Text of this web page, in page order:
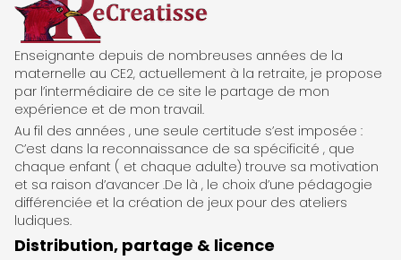
ReCreatisse
Enseignante depuis de nombreuses années de la
maternelle au CE2, actuellement à la retraite, je propose
par l’intermédiaire de ce site le partage de mon
expérience et de mon travail.
Au fil des années , une seule certitude s’est imposée :
C’est dans la reconnaissance de sa spécificité , que
chaque enfant ( et chaque adulte) trouve sa motivation
et sa raison d’avancer .De là , le choix d’une pédagogie
différenciée et la création de jeux pour des ateliers
ludiques.
Distribution, partage & licence